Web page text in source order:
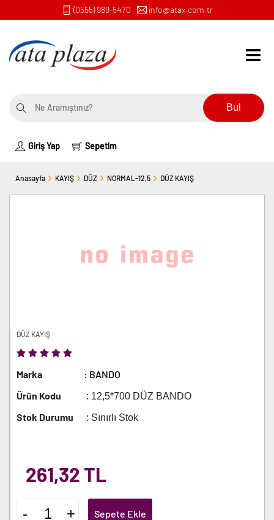
(0555) 989-5470 info@atax.com.tr
Bul
Giriş Yap Sepetim
Anasayfa KAYIŞ DÜZ NORMAL-12,5 DÜZ KAYIŞ
DÜZ KAYIŞ
Marka
: BANDO
Ürün Kodu
: 12,5*700 DÜZ BANDO
Stok Durumu : Sınırlı Stok
261,32 TL
- + Sepete Ekle